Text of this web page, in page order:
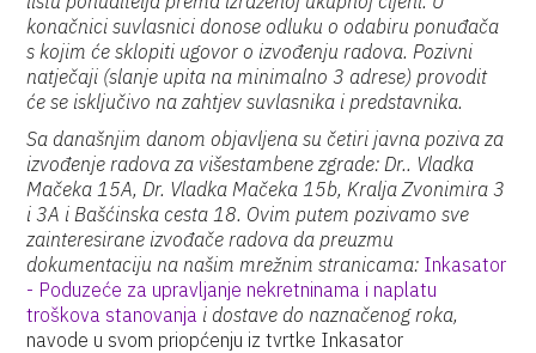
konačnici suvlasnici donose odluku o odabiru ponuđača
s kojim će sklopiti ugovor o izvođenju radova. Pozivni
natječaji (slanje upita na minimalno 3 adrese) provodit
će se isključivo na zahtjev suvlasnika i predstavnika.
Sa današnjim danom objavljena su četiri javna poziva za
izvođenje radova za višestambene zgrade: Dr.. Vladka
Mačeka 15A, Dr. Vladka Mačeka 15b, Kralja Zvonimira 3
i 3A i Bašćinska cesta 18. Ovim putem pozivamo sve
zainteresirane izvođače radova da preuzmu
dokumentaciju na našim mrežnim stranicama: Inkasator
- Poduzeće za upravljanje nekretninama i naplatu
troškova stanovanja i dostave do naznačenog roka,
navode u svom priopćenju iz tvrtke Inkasator